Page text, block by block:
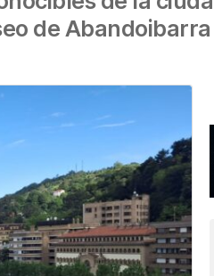
de Abandoibarra